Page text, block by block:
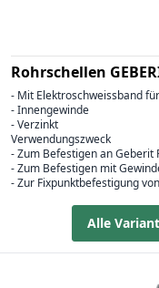
Rohrschellen
- Mit Elektroschweissband
- Innengewinde
- Verzinkt
Verwendungszweck
- Zum Befestigen an Geberit
- Zum Befestigen mit
- Zur Fixpunktbefestigung
Alle